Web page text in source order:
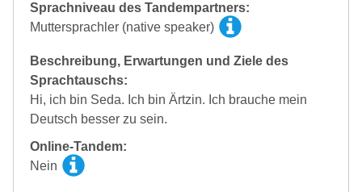
Sprachniveau des Tandempartners:
Muttersprachler (native speaker)
Beschreibung, Erwartungen und Ziele des
Sprachtauschs:
Hi, ich bin Seda. Ich bin Ärtzin. Ich brauche mein
Deutsch besser zu sein.
Online-Tandem:
Nein